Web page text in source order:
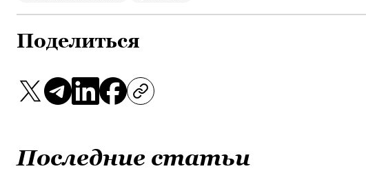
Поделиться
Последние статьи